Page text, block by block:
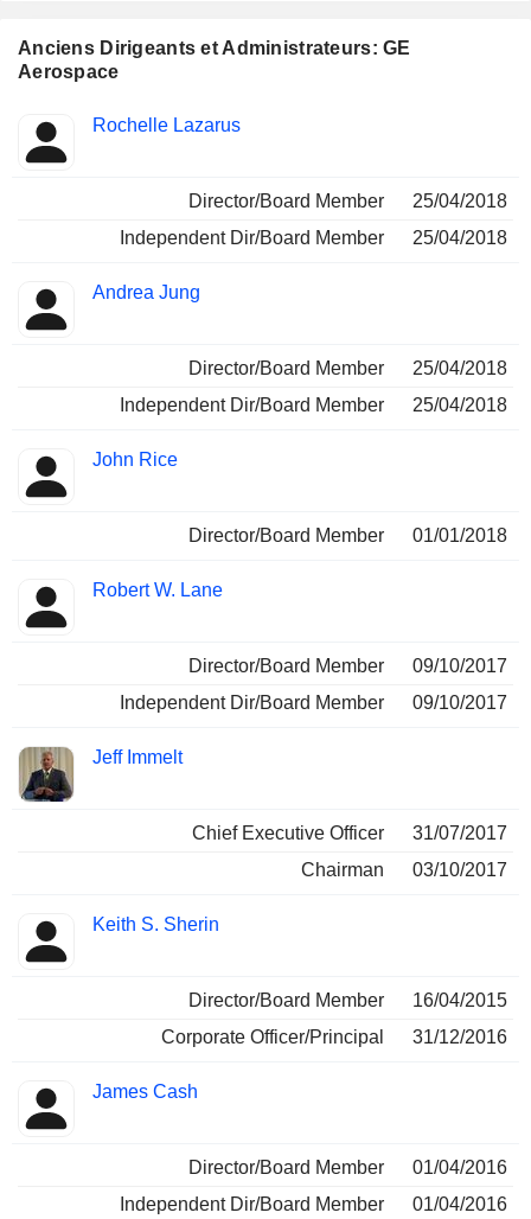
Anciens Dirigeants et Administrateurs: GE
Aerospace
Insider
Fonctions
Rochelle Lazarus
Director/Board Member
25/04/2018
Independent Dir/Board Member
25/04/2018
Andrea Jung
Director/Board Member
25/04/2018
Independent Dir/Board Member
25/04/2018
John Rice
Director/Board Member 01/01/2018
Robert W. Lane
Director/Board Member
09/10/2017
Independent Dir/Board Member
09/10/2017
Jeff Immelt
Chief Executive Officer
31/07/2017
Chairman
03/10/2017
Keith S. Sherin
Director/Board Member
16/04/2015
Corporate Officer/Principal
31/12/2016
James Cash
Director/Board Member
01/04/2016
Independent Dir/Board Member
01/04/2016